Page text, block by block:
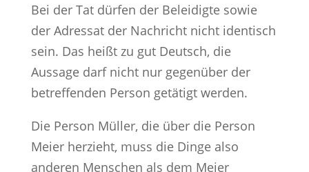
Bei der Tat dürfen der Beleidigte sowie
der Adressat der Nachricht nicht identisch
sein. Das heißt zu gut Deutsch, die
Aussage darf nicht nur gegenüber der
betreffenden Person getätigt werden.
Die Person Müller, die über die Person
Meier herzieht, muss die Dinge also
anderen Menschen als dem Meier